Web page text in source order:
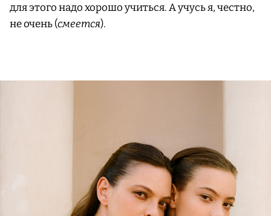
для этого надо хорошо учиться. А учусь я, честно,
не очень (смеется).